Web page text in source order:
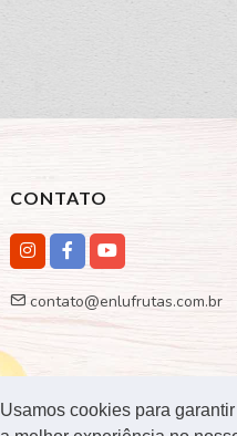
Usamos cookies para
CONTATO
contato@enlufrutas.com.br